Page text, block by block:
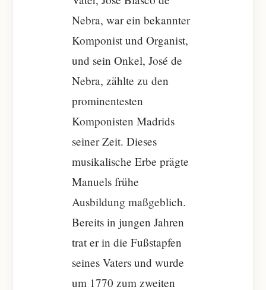
Nebra, war ein bekannter
Komponist und Organist,
und sein Onkel, José de
Nebra, zählte zu den
prominentesten
Komponisten Madrids
seiner Zeit. Dieses
musikalische Erbe prägte
Manuels frühe
Ausbildung maßgeblich.
Bereits in jungen Jahren
trat er in die Fußstapfen
seines Vaters und wurde
um 1770 zum zweiten